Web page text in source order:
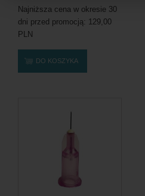
Najniższa cena w okresie 30
dni przed promocją: 129,00
PLN
DO KOSZYKA